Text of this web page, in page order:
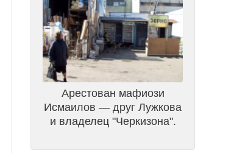
Арестован мафиози
Исмаилов — друг Лужкова
и владелец "Черкизона".